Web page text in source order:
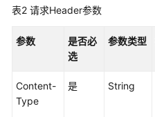
用
表2 请求Header参数
参数
是否必
选
参数类型
Content-
Type
是 String